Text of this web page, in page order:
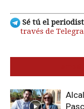
Sé tú el
través de